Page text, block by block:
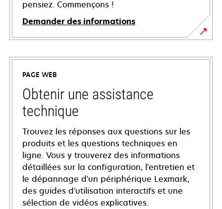
pensiez. Commençons !
Demander des informations
PAGE WEB
Obtenir une assistance
technique
Trouvez les réponses aux questions sur les
produits et les questions techniques en
ligne. Vous y trouverez des informations
détaillées sur la configuration, l'entretien et
le dépannage d'un périphérique Lexmark,
des guides d'utilisation interactifs et une
sélection de vidéos explicatives.